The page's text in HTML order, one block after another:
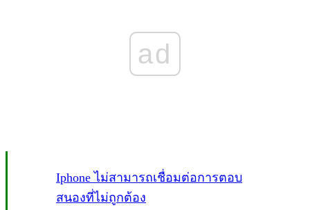
ad
Iphone ไม่สามารถเชื่อมต่อการตอบ
สนองที่ไม่ถูกต้อง